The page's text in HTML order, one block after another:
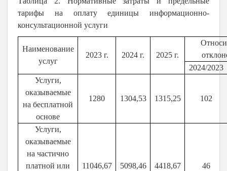
тарифы на оплату единицы информационно-
консультационной услуги
Наименование
услуг
2023 г. 2024 г. 2025 г.
2024/2023
Услуги,
оказываемые
на бесплатной
основе
1280 1304,53 1315,25 102
Услуги,
оказываемые
на частично
платной или
11046,67 5098,46 4418,67 46